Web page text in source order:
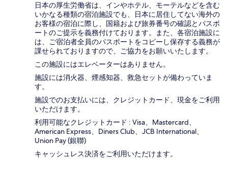
日本の厚生労働省は、インやホテル、モーテルなどを含む
いかなる種類の宿泊施設でも、日本に​居住してない海外の
お客様の宿泊に際し、国籍および旅券番号の確認とパスポ
ートのご提示を義務付け​ております。また、各宿泊施設に
は、ご宿泊者全員のパスポートをコピーし保存する義務が
課せられておりますの​で、ご協力をお願いいたします。
この施設にはエレベーターはありません。
施設には消火器、煙感知器、救急セットが備わっていま
す。
施設でのお支払いには、クレジットカード、現金をご利用
いただけます。
利用可能なクレジットカード : Visa、Mastercard、
American Express、Diners Club、JCB International、
Union Pay (銀聯)
キャッシュレス決済をご利用いただけます。